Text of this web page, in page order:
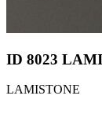
ID 8023
LAMISTONE